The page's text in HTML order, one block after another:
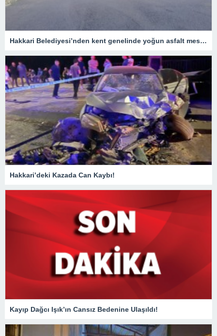
Hakkari Belediyesi’nden kent genelinde yoğun asfalt mesaisi
Hakkari’deki Kazada Can Kaybı!
Kayıp Dağcı Işık’ın Cansız Bedenine Ulaşıldı!